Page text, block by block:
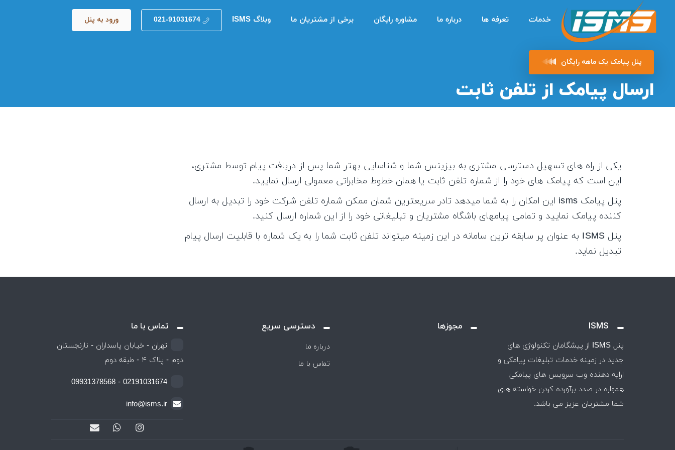
خدمات تعرفه ها درباره ما مشاوره رایگان برخی از مشتریان ما وبلاگ ISMS 021-91031674 ورود به پنل
پنل پیامک یک ماهه رایگان
ارسال پیامک از تلفن ثابت
یکی از راه های تسهیل دسترسی مشتری به بیزینس شما و شناسایی بهتر شما پس از دریافت پیام توسط مشتری،‌
این است که پیامک های خود را از شماره تلفن ثابت یا همان خطوط مخابراتی معمولی ارسال نمایید.
پنل پیامک isms این امکان را به شما میدهد تادر سریعترین شمان ممکن شماره تلفن شرکت خود را تبدیل به ارسال
کننده پیامک نمایید و تمامی پیامهای باشگاه مشتریان و تبلیغاتی خود را از این شماره ارسال کنید.
پنل ISMS به عنوان پر سابقه ترین سامانه در این زمینه میتواند تلفن ثابت شما را به یک شماره با قابلیت ارسال پیام
تبدیل نماید.
ISMS
پنل ISMS از پیشگامان تکنولوژی های
جدید در زمینه خدمات تبلیغات پیامکی و
ارايه دهنده وب سرویس های پیامکی
همواره در صدد برآورده کردن خواسته های
شما مشتریان عزیز می باشد.
مجوزها دسترسی سریع
درباره ما
تماس با ما
تماس با ما
تهران - خیابان پاسداران - نارنجستان
دوم - پلاک ۴ - طبقه دوم
02191031674 - 09931378568
info@isms.ir